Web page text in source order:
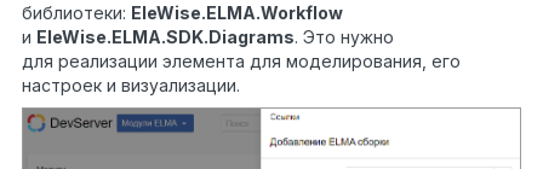
библиотеки: EleWise.ELMA.Workflow
и EleWise.ELMA.SDK.Diagrams. Это нужно
для реализации элемента для моделирования, его
настроек и визуализации.